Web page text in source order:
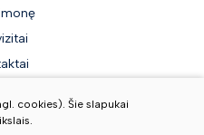
cookies). Šie slapukai